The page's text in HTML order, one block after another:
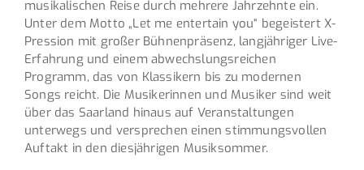
musikalischen Reise durch mehrere Jahrzehnte ein.
Unter dem Motto „Let me entertain you“ begeistert X-
Pression mit großer Bühnenpräsenz, langjähriger Live-
Erfahrung und einem abwechslungsreichen
Programm, das von Klassikern bis zu modernen
Songs reicht. Die Musikerinnen und Musiker sind weit
über das Saarland hinaus auf Veranstaltungen
unterwegs und versprechen einen stimmungsvollen
Auftakt in den diesjährigen Musiksommer.